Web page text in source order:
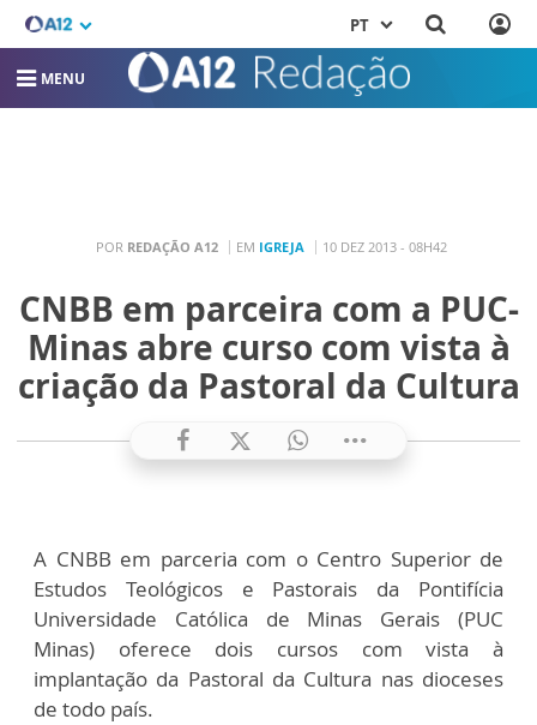
PT
MENU
POR REDAÇÃO A12 EM IGREJA 10 DEZ 2013 - 08H42
CNBB em parceira com a PUC-
Minas abre curso com vista à
criação da Pastoral da Cultura
A CNBB em parceria com o Centro Superior de
Estudos Teológicos e Pastorais da Pontifícia
Universidade Católica de Minas Gerais (PUC
Minas) oferece dois cursos com vista à
implantação da Pastoral da Cultura nas dioceses
de todo país.